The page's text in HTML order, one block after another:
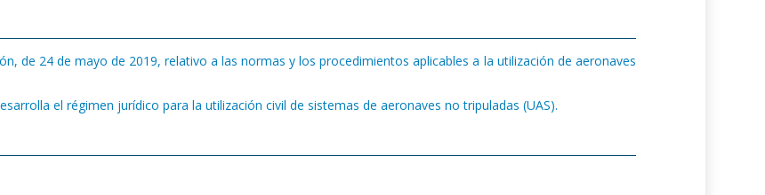
de 24 de mayo de 2019, relativo a las normas y los procedimientos aplicables a la utilización de aeronaves
el régimen jurídico para la utilización civil de sistemas de aeronaves no tripuladas (UAS).